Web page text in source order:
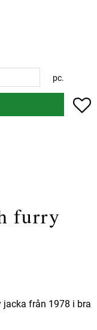
pc.
furry
från 1978 i bra